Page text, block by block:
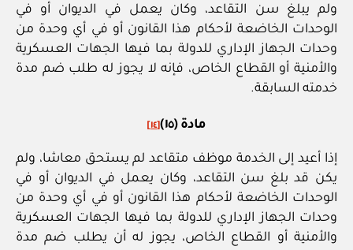
ولم يبلغ سن التقاعد، وكان يعمل في الديوان أو في
الوحدات الخاضعة لأحكام هذا القانون أو في أي وحدة من
وحدات الجهاز الإداري للدولة بما فيها الجهات العسكرية
والأمنية أو القطاع الخاص، فإنه لا يجوز له طلب ضم مدة
خدمته السابقة.
مادة (١٥) [١٤]
إذا أعيد إلى الخدمة موظف متقاعد لم يستحق معاشا، ولم
يكن قد بلغ سن التقاعد، وكان يعمل في الديوان أو في
الوحدات الخاضعة لأحكام هذا القانون أو في أي وحدة من
وحدات الجهاز الإداري للدولة بما فيها الجهات العسكرية
والأمنية أو القطاع الخاص، يجوز له أن يطلب ضم مدة